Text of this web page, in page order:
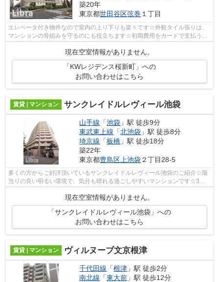
築20年
東京都世田谷区弦巻 １丁目
エレベータ付き物件なので室内の上り下りも楽々です☆外観タイル張りは、
マンションの骨組みを守るのにも役立ちます☆初期費用をカードで支払う
と、ポイントが貯まりやすいですよ☆物件か...
現在空室情報がありません。
「KWレジデンス桜新町」への
お問い合わせはこちら
賃貸 | マンション サンクレイドルレヴィール池袋
山手線 「池袋 」駅 徒歩9分
東武東上線 「北池袋 」駅 徒歩8分
埼京線 「板橋 」駅 徒歩18分
築22年
東京都豊島区 上池袋２丁目28-5
多くの方からご好評頂いているサンクレイドルレヴィール池袋のご紹介☆陽
当りの良い明るい環境で、気分も晴れる過ごしやすいマンションです☆3駅
現在空室情報がありません。
「サンクレイドルレヴィール池袋」への
お問い合わせはこちら
賃貸 | マンション ヴィルヌーブ文京根津
千代田線 「根津 」駅 徒歩2分
南北線 「東大前 」駅 徒歩12分